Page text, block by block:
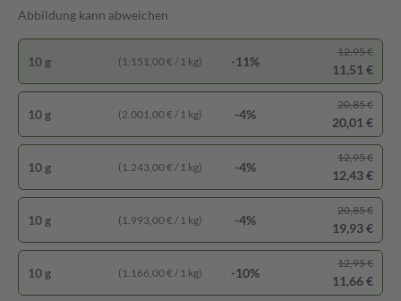
Abbildung kann abweichen
10 g (2.001,00 € / 1 kg) -4%
20,85 €
20,01 €
10 g (1.243,00 € / 1 kg) -4%
12,95 €
12,43 €
10 g (1.151,00 € / 1 kg) -11%
12,95 €
11,51 €
10 g (1.993,00 € / 1 kg) -4%
20,85 €
19,93 €
10 g (1.166,00 € / 1 kg) -10%
12,95 €
11,66 €